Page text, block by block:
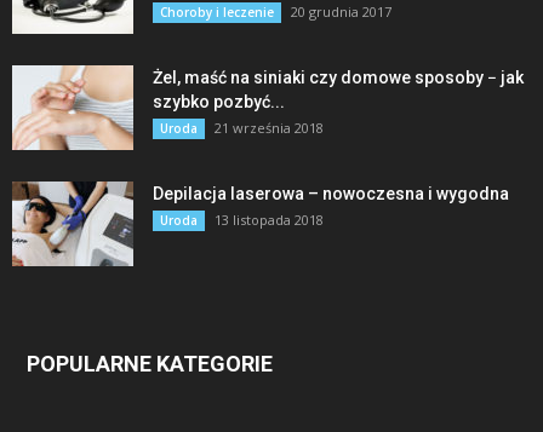
Choroby i leczenie 20 grudnia 2017
Żel, maść na siniaki czy domowe sposoby − jak
szybko pozbyć...
Uroda 21 września 2018
Depilacja laserowa – nowoczesna i wygodna
Uroda 13 listopada 2018
POPULARNE KATEGORIE